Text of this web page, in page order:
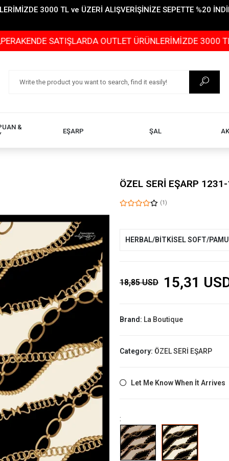
3000 TL ve ÜZERİ ALIŞVERİŞİNİZE SEPETTE %20
SATIŞLARDA OUTLET ÜRÜNLERİMİZDE 3000 TL ve
&
EŞARP ŞAL
ÖZEL SERİ EŞARP
(1)
HERBAL/BİTKİSEL SOFT/
18,85 USD 15,31
Brand: La Boutique
Category: ÖZEL SERİ EŞARP
Let Me Know When İt Arrives
: